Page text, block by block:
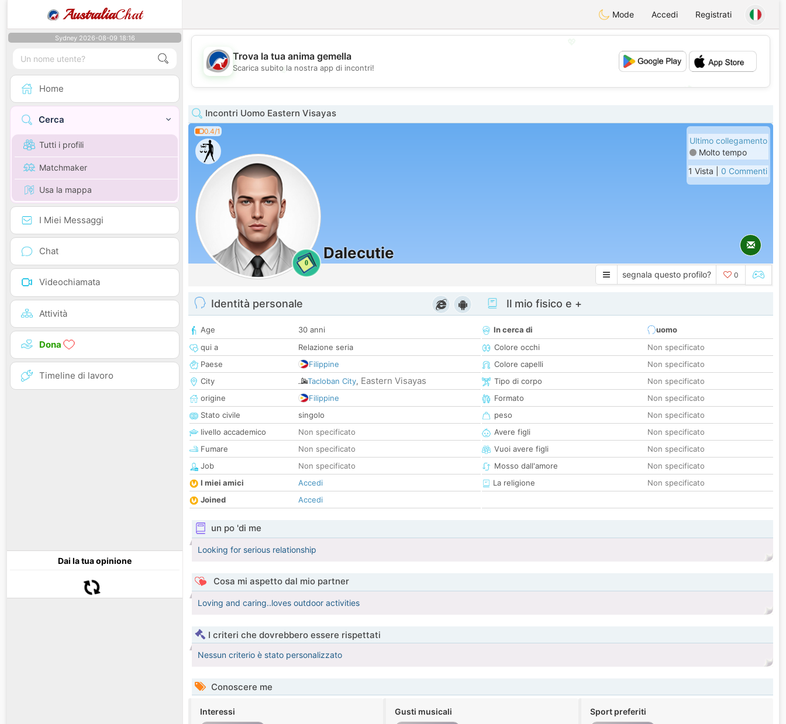
AustraliaChat Mode Accedi Registrati
Sydney 2026-08-09 18:16
Home
Cerca
Tutti i profili
Matchmaker
Usa la mappa
I Miei Messaggi
Chat
Videochiamata
Attività
Dona
Timeline di lavoro
Dai la tua opinione
💖
💕
Trova la tua anima gemella
Scarica subito la nostra app di incontri!
Incontri Uomo Eastern Visayas
0.4/1
0
Dalecutie
Ultimo collegamento
Molto tempo
1 Vista | 0 Commenti
segnala questo profilo? 0
Identità personale
Age
30 anni
qui a
Relazione seria
Paese
Filippine
City
Tacloban City, Eastern Visayas
origine
Filippine
Stato civile
singolo
livello accademico
Non specificato
Fumare
Non specificato
Job
Non specificato
I miei amici
Accedi
Joined
Accedi
Il mio fisico e +
In cerca di
uomo
Colore occhi
Non specificato
Colore capelli
Non specificato
Tipo di corpo
Non specificato
Formato
Non specificato
peso
Non specificato
Avere figli
Non specificato
Vuoi avere figli
Non specificato
Mosso dall'amore
Non specificato
La religione
Non specificato
un po 'di me
Looking for serious relationship
Cosa mi aspetto dal mio partner
Loving and caring..loves outdoor activities
I criteri che dovrebbero essere rispettati
Nessun criterio è stato personalizzato
Conoscere me
Interessi Gusti musicali Sport preferiti